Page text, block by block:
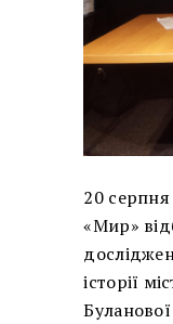
20 серпня
«Мир»
історії